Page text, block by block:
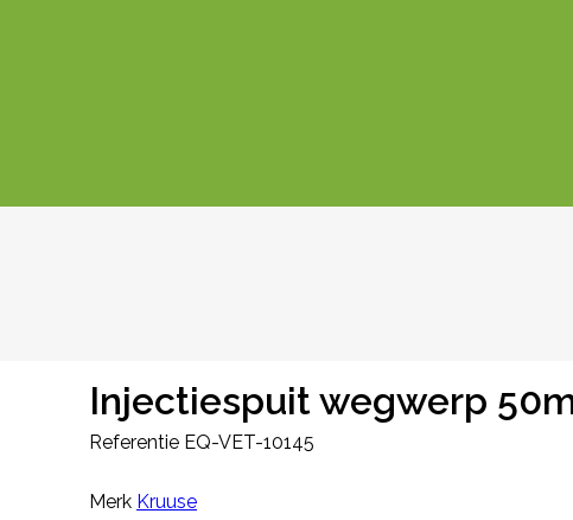
Injectiespuit wegwerp
Referentie EQ-VET-10145
Merk Kruuse